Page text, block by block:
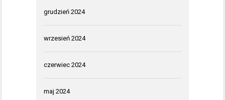
grudzień 2024
wrzesień 2024
czerwiec 2024
maj 2024